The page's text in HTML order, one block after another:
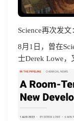
Science再次发
8月1日，曾在
士Derek Lowe，